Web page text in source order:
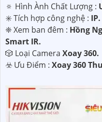
🔅 Hình Ành Chất Lượng :
✳️ Tích hợp công nghệ : IP.
❈ Xem ban đêm : Hồng
Smart IR.
🎲 Loại Camera Xoay 360.
️☣️ Ưu Điểm : Xoay 360